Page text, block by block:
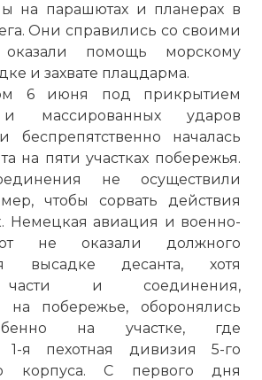
на парашютах и планерах в
Они справились со своими
помощь морскому
и захвате плацдарма.
6 июня под прикрытием
массированных ударов
беспрепятственно началась
на пяти участках побережья.
не осуществили
чтобы сорвать действия
Немецкая авиация и военно-
не оказали должного
высадке десанта, хотя
части и соединения,
на побережье, оборонялись
на участке, где
1-я пехотная дивизия 5-го
корпуса. С первого дня